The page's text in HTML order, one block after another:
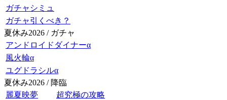
ガチャシミュ
ガチャ引くべき？
夏休み2026 / ガチャ
アンドロイドダイナーα
風火輪α
ユグドラシルα
夏休み2026 / 降臨
麗夏映夢
超究極の攻略